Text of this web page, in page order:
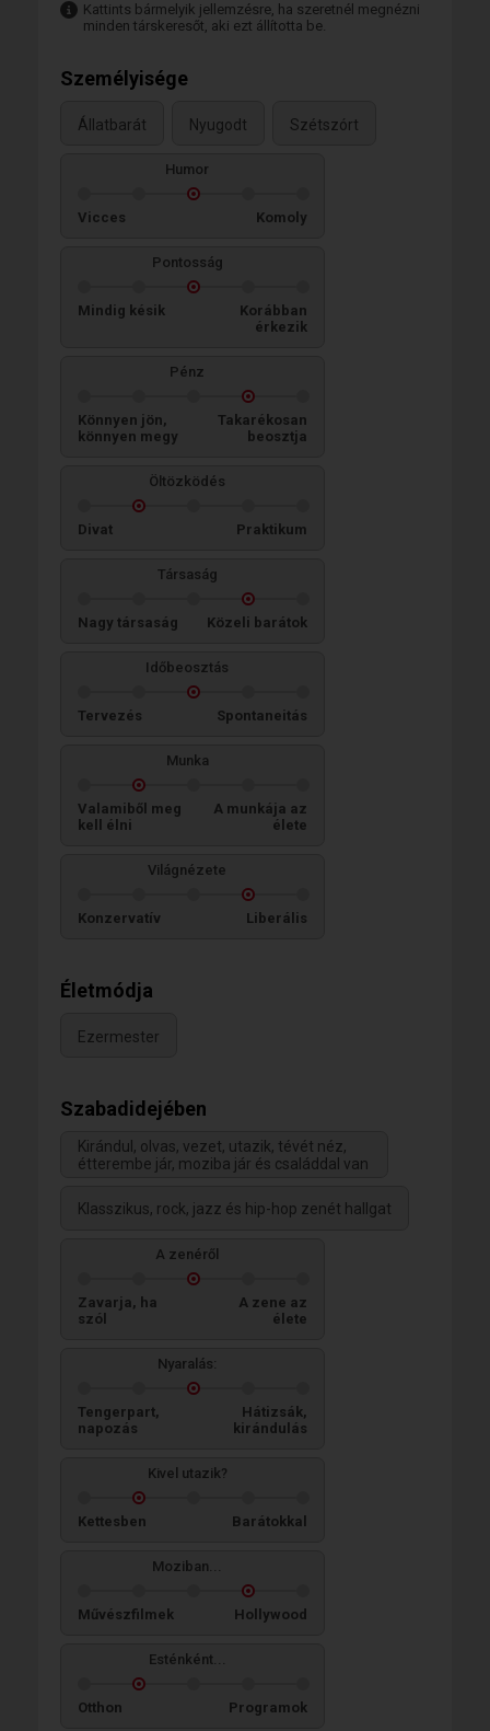
Kattints bármelyik jellemzésre, ha szeretnél megnézni
minden társkeresőt, aki ezt állította be.
Személyisége
Állatbarát Nyugodt Szétszórt
Humor
Vicces Komoly
Pontosság
Mindig késik
Korábban
érkezik
Pénz
Könnyen jön,
könnyen megy
Takarékosan
beosztja
Öltözködés
Divat Praktikum
Társaság
Nagy társaság Közeli barátok
Időbeosztás
Tervezés Spontaneitás
Munka
Valamiből meg
kell élni
A munkája az
élete
Világnézete
Konzervatív Liberális
Életmódja
Ezermester
Szabadidejében
Kirándul, olvas, vezet, utazik, tévét néz,
étterembe jár, moziba jár és családdal van
Klasszikus, rock, jazz és hip-hop zenét hallgat
A zenéről
Zavarja, ha
szól
A zene az
élete
Nyaralás:
Tengerpart,
napozás
Hátizsák,
kirándulás
Kivel utazik?
Kettesben Barátokkal
Moziban...
Művészfilmek Hollywood
Esténként...
Otthon Programok